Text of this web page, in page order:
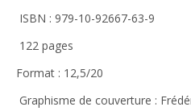
ISBN : 979-10-92667-63-9
122 pages
Format : 12,5/20
Graphisme de couverture :